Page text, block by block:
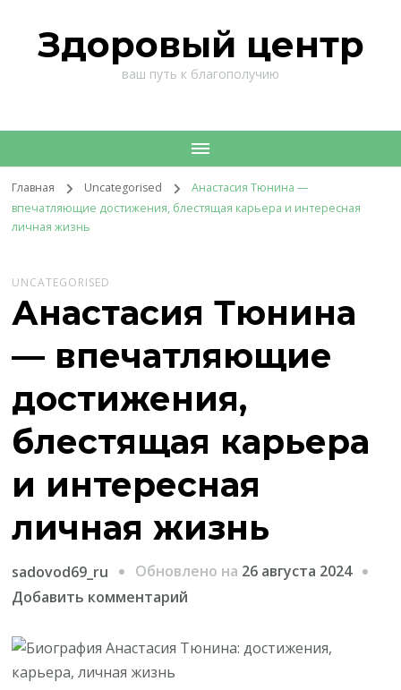
Здоровый центр
ваш путь к благополучию
Главная Uncategorised
Анастасия Тюнина —
впечатляющие достижения, блестящая карьера и интересная
личная жизнь
UNCATEGORISED
Анастасия Тюнина
— впечатляющие
достижения,
блестящая карьера
и интересная
личная жизнь
sadovod69_ru Обновлено на 26 августа 2024
Добавить комментарий
Анастасия